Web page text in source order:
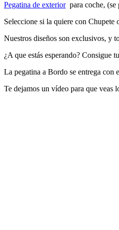
Pegatina de exteriorpara coche, (se
Seleccione si la quiere con Chupete
Nuestros diseños son exclusivos, y
¿A que estás esperando? Consigue
La pegatina a Bordo se entrega con
Te dejamos un vídeo para que veas